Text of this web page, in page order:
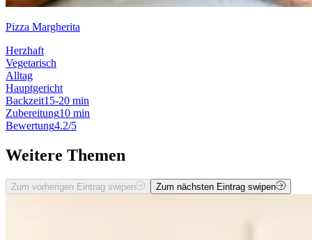
Pizza Margherita
Herzhaft
Vegetarisch
Alltag
Hauptgericht
Backzeit15-20 min
Zubereitung10 min
Bewertung4.2/5
Weitere Themen
Zum vorherigen Eintrag swipen Zum nächsten Eintrag swipen